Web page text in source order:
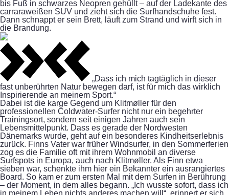
bis Fuß in schwarzes Neopren gehüllt – auf der Ladekante des
carraraweißen SUV und zieht sich die Surfhandschuhe fest.
Dann schnappt er sein Brett, läuft zum Strand und wirft sich in
die Brandung.
„Dass ich mich tagtäglich in dieser
fast unberührten Natur bewegen darf, ist für mich das wirklich
Inspirierende an meinem Sport.“
Dabei ist die karge Gegend um Klitmøller für den
professionellen Coldwater-Surfer nicht nur ein begehrter
Trainingsort, sondern seit einigen Jahren auch sein
Lebensmittelpunkt. Dass es gerade der Nordwesten
Dänemarks wurde, geht auf ein besonderes Kindheitserlebnis
zurück. Finns Vater war früher Windsurfer, in den Sommerferien
zog es die Familie oft mit ihrem Wohnmobil an diverse
Surfspots in Europa, auch nach Klitmøller. Als Finn etwa
sieben war, schenkte ihm hier ein Bekannter ein ausrangiertes
Board. So kam er zum ersten Mal mit dem Surfen in Berührung
– der Moment, in dem alles begann. „Ich wusste sofort, dass ich
in meinem Leben nichts anderes machen will“, erinnert er sich